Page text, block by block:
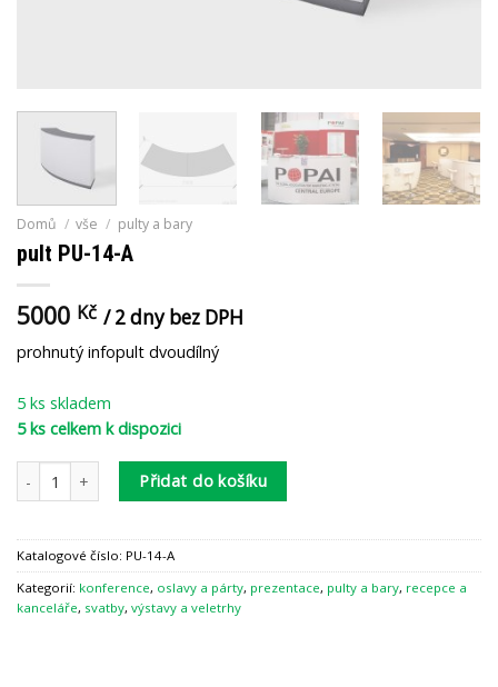
Domů / vše / pulty a bary
pult PU-14-A
5000 Kč / 2 dny bez DPH
prohnutý infopult dvoudílný
5 ks skladem
5 ks celkem k dispozici
pult PU-14-A množstvíPřidat do košíku
Katalogové číslo: PU-14-A
Kategorií: konference, oslavy a párty, prezentace, pulty a bary, recepce a
kanceláře, svatby, výstavy a veletrhy